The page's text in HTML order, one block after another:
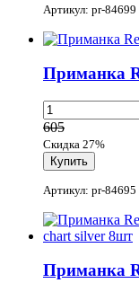
Артикул: pr-84699
Приманка
605
Скидка 27%
Артикул: pr-84695
Приманка